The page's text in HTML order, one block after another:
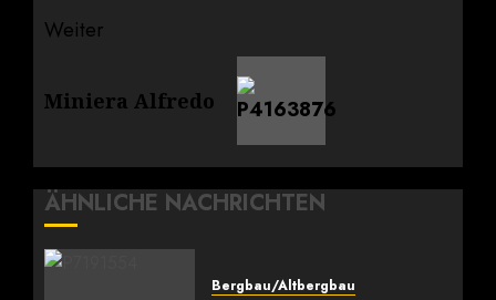
Weiter
Beitrag:
Miniera Alfredo
ÄHNLICHE NACHRICHTEN
Bergbau/Altbergbau